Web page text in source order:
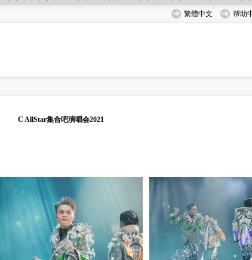
繁體中文 帮助
C AllStar集合吧演唱会2021